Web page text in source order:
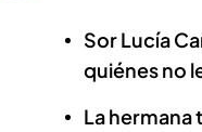
Sor Lucía
quiénes no
La